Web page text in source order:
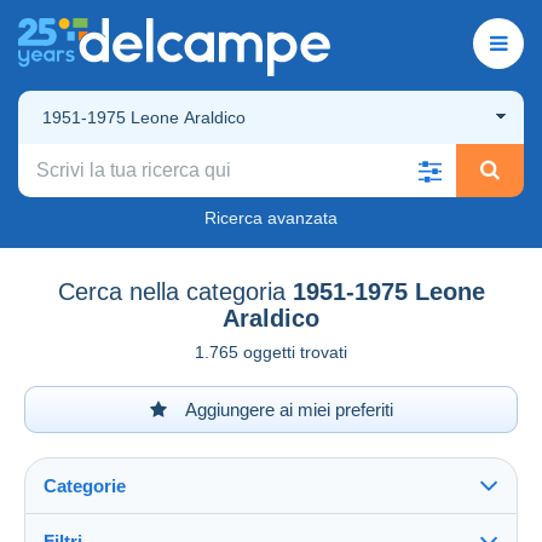
1951-1975 Leone Araldico
Ricerca avanzata
Cerca nella categoria 1951-1975 Leone
Araldico
1.765 oggetti trovati
Aggiungere ai miei preferiti
Categorie